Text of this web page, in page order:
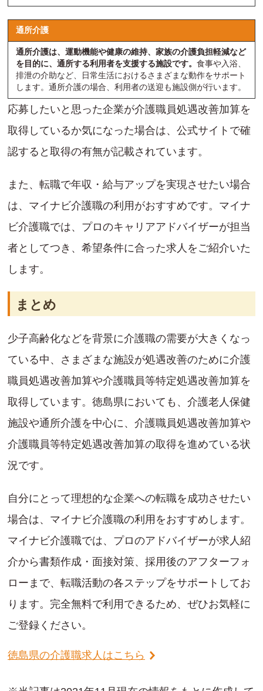
通所介護
通所介護は、運動機能や健康の維持、家族の介護負担軽減など
を目的に、通所する利用者を支援する施設です。 食事や入浴、
排泄の介助など、日常生活におけるさまざまな動作をサポート
します。通所介護の場合、利用者の送迎も施設側が行います。
応募したいと思った企業が介護職員処遇改善加算を
取得しているか気になった場合は、公式サイトで確
認すると取得の有無が記載されています。
また、転職で年収・給与アップを実現させたい場合
は、マイナビ介護職の利用がおすすめです。マイナ
ビ介護職では、プロのキャリアアドバイザーが担当
者としてつき、希望条件に合った求人をご紹介いた
します。
まとめ
少子高齢化などを背景に介護職の需要が大きくなっ
ている中、さまざまな施設が処遇改善のために介護
職員処遇改善加算や介護職員等特定処遇改善加算を
取得しています。徳島県においても、介護老人保健
施設や通所介護を中心に、介護職員処遇改善加算や
介護職員等特定処遇改善加算の取得を進めている状
況です。
自分にとって理想的な企業への転職を成功させたい
場合は、マイナビ介護職の利用をおすすめします。
マイナビ介護職では、プロのアドバイザーが求人紹
介から書類作成・面接対策、採用後のアフターフォ
ローまで、転職活動の各ステップをサポートしてお
ります。完全無料で利用できるため、ぜひお気軽に
ご登録ください。
徳島県の介護職求人はこちら